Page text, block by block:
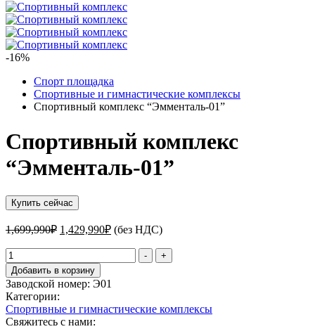
-16%
Спорт площадка
Спортивные и гимнастические комплексы
Спортивный комплекс “Эмменталь-01”
Спортивный комплекс
“Эмменталь-01”
Купить сейчас
1,699,990₽ Первоначальная
составляла
1,699,990₽.
1,429,990₽Текущая
цена:
1,429,990₽.
(без НДС)
Количество
товара
Спортивный
комплекс
"Эмменталь-01"
-
+
Добавить в корзину
Заводской номер: Э01
Категории:
Спортивные и гимнастические комплексы
Свяжитесь с нами: